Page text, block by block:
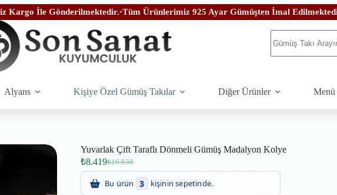
•Tüm Ürünlerimiz 925 Ayar Gümüşten İmal Edilmektedir.•Tüm
Alyans Kişiye Özel Gümüş Takılar Diğer Ürünler Menü
Yuvarlak Çift Taraflı Dönmeli Gümüş Madalyon Kolye
₺16.838
₺8.419
Son 24 saatte 65 kişi inceledi!